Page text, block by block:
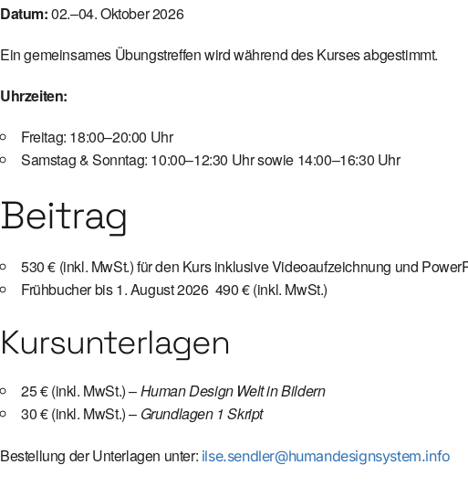
Datum:02.–04. Oktober 2026
Ein gemeinsames Übungstreffen wird während des Kurses abgestimmt.
Uhrzeiten:
Freitag: 18:00–20:00 Uhr
Samstag & Sonntag: 10:00–12:30 Uhr sowie 14:00–16:30 Uhr
Beitrag
530 € (inkl. MwSt.) für den Kurs inklusive Videoaufzeichnung und
Frühbucher bis 1. August 2026 490 € (inkl. MwSt.)
Kursunterlagen
25 € (inkl. MwSt.) –Human Design Welt in Bildern
30 € (inkl. MwSt.) – Grundlagen 1 Skript
Bestellung der Unterlagen unter: ilse.sendler@humandesignsystem.info